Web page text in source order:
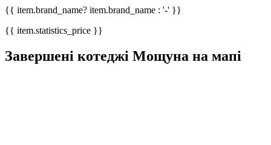
{{ item.brand_name? item.brand_name : '-' }}
{{ item.statistics_price }}
Завершені котеджі Мощуна на мапі